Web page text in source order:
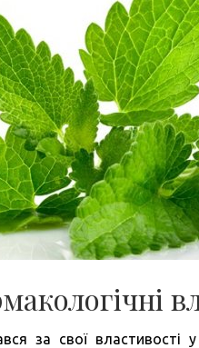
за свої властивості